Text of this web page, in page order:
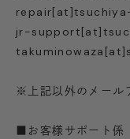
jr-
※上記以外のメール
■お客様サポート係